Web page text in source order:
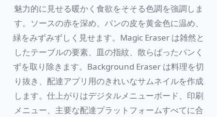
魅力的に見せる暖かく食欲をそそる色調を強調しま
す。ソースの赤を深め、パンの皮を黄金色に温め、
緑をみずみずしく見せます。Magic Eraser は雑然と
したテーブルの要素、皿の指紋、散らばったパンく
ずを取り除きます。Background Eraser は料理を切
り抜き、配達アプリ用のきれいなサムネイルを作成
します。仕上がりはデジタルメニューボード、印刷
メニュー、主要な配達プラットフォームすべてに合